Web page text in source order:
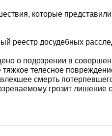
которые представили
реестр досудебных
о подозрении в
телесное
смерть
грозит лишение